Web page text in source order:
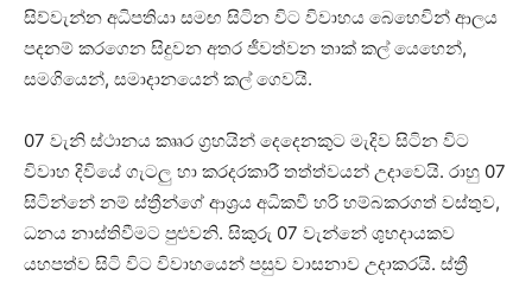
සිව්වැන්න අධිපතියා සමඟ සිටින විට විවාහය බෙහෙවින් ආලය
පදනම් කරගෙන සිදුවන අතර ජීවත්වන තාක්‌ කල් යෙහෙන්,
සමගියෙන්, සමාදානයෙන් කල් ගෙවයි.
07 වැනි ස්‌ථානය කෲර ග්‍රහයින් දෙදෙනකුට මැදිව සිටින විට
විවාහ දිවියේ ගැටලු හා කරදරකාරී තත්ත්වයන් උදාවෙයි. රාහු 07
සිටින්නේ නම් ස්‌ත්‍රීන්ගේ ආශ්‍රය අධිකවී හරි හම්බකරගත් වස්‌තුව,
ධනය නාස්‌තිවීමට පුළුවනි. සිකුරු 07 වැන්නේ ශුභදායකව
යහපත්ව සිටි විට විවාහයෙන් පසුව වාසනාව උදාකරයි. ස්‌ත්‍රී